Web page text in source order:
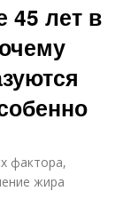
45 лет в
фактора,
жира